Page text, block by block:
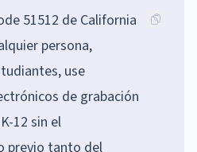
51512 de California
persona,
use
de grabación
12 sin el
previo tanto del